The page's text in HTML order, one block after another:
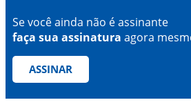
Se você ainda não é assinante
faça sua assinatura agora
ASSINAR